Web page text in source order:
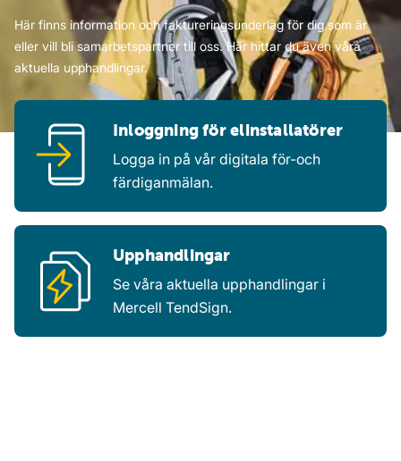
Här finns information och faktureringsunderlag för dig som är
eller vill bli samarbetspartner till oss. Här hittar du även våra
aktuella upphandlingar.
Inloggning för elinstallatörer
Logga in på vår digitala för-och
färdiganmälan.
Upphandlingar
Se våra aktuella upphandlingar i
Mercell TendSign.